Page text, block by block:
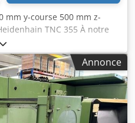
mm y-course 500 mm z-
TNC 355 À notre
d’occasion et peut être
vous. Cedpozq Hllofx
et dispositifs de serrage
livraison que s’ils sont
complémentaires. Sous
dans les données et
de vente préalable !
Annonce